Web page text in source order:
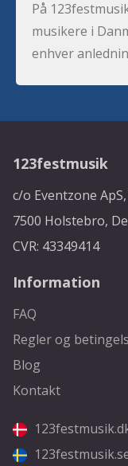
På
musikere i
enhver
123festmusik
c/o Eventzone
7500 Holstebro,
CVR: 43349414
Information
FAQ
Regler og
Blog
Kontakt